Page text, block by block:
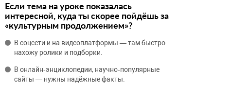
Если тема на уроке показалась
интересной, куда ты скорее пойдёшь за
«культурным продолжением»?
В соцсети и на видеоплатформы — там быстро
нахожу ролики и подборки.
В онлайн‑энциклопедии, научно‑популярные
сайты — нужны надёжные факты.